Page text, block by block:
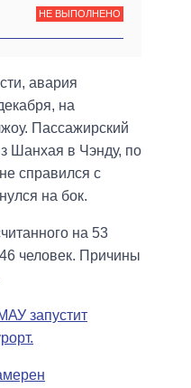
НЕ ВЫПОЛНЕНО
авария
на
Пассажирский
Шанхая в Чэнду, по
справился с
на бок.
на 53
человек. Причины
запустит